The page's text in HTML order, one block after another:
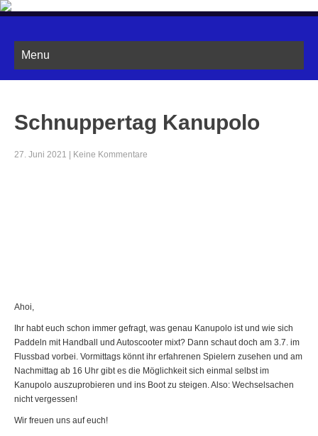
ROSTOCKER KANU CLUB
Menu
Schnuppertag Kanupolo
27. Juni 2021 Keine Kommentare
Ahoi,
Ihr habt euch schon immer gefragt, was genau Kanupolo ist und wie sich
Paddeln mit Handball und Autoscooter mixt? Dann schaut doch am 3.7. im
Flussbad vorbei. Vormittags könnt ihr erfahrenen Spielern zusehen und am
Nachmittag ab 16 Uhr gibt es die Möglichkeit sich einmal selbst im
Kanupolo auszuprobieren und ins Boot zu steigen. Also: Wechselsachen
nicht vergessen!
Wir freuen uns auf euch!